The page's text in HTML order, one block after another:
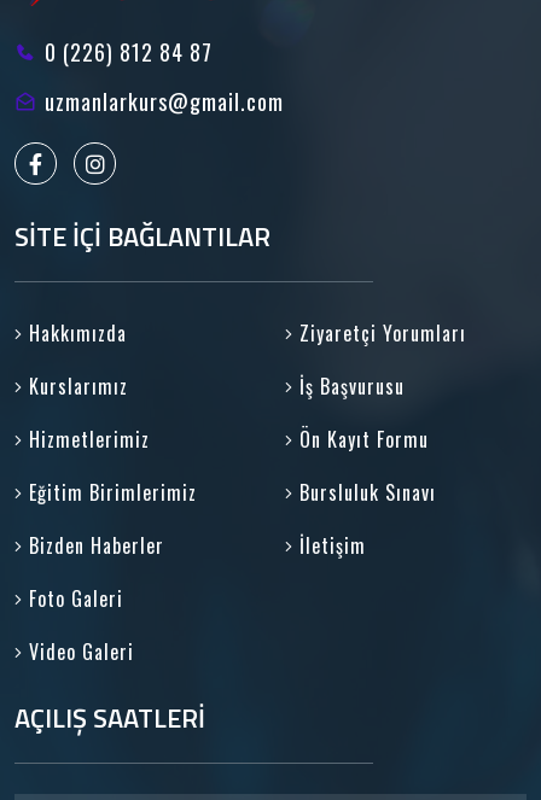
0 (226) 812 84 87
uzmanlarkurs@gmail.com
SİTE İÇİ BAĞLANTILAR
Hakkımızda
Kurslarımız
Hizmetlerimiz
Eğitim Birimlerimiz
Bizden Haberler
Foto Galeri
Video Galeri
Ziyaretçi Yorumları
İş Başvurusu
Ön Kayıt Formu
Bursluluk Sınavı
İletişim
AÇILIŞ SAATLERİ